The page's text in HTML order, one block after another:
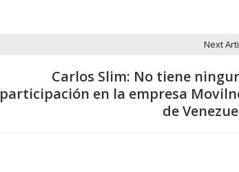
Next
Carlos Slim: No tiene
participación en la empresa
de